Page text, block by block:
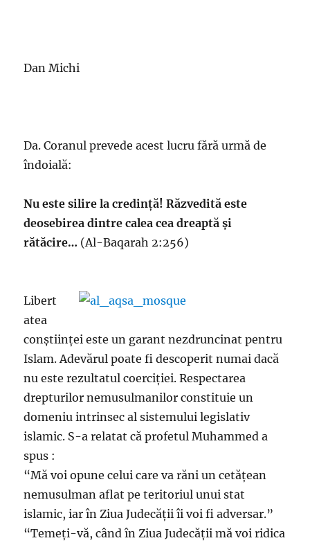
Dan Michi
Da. Coranul prevede acest lucru fără urmă de
îndoială:
Nu este silire la credință! Răzvedită este
deosebirea dintre calea cea dreaptă și
rătăcire… (Al-Baqarah 2:256)
Libert
atea
conștiinței este un garant nezdruncinat pentru
Islam. Adevărul poate fi descoperit numai dacă
nu este rezultatul coerciției. Respectarea
drepturilor nemusulmanilor constituie un
domeniu intrinsec al sistemului legislativ
islamic. S-a relatat că profetul Muhammed a
spus :
“Mă voi opune celui care va răni un cetățean
nemusulman aflat pe teritoriul unui stat
islamic, iar în Ziua Judecății îi voi fi adversar.”
“Temeți-vă, când în Ziua Judecății mă voi ridica